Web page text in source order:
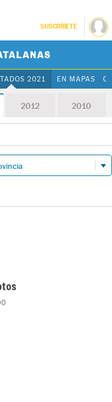
SUSCRÍBETE
2021 EN MAPAS
2012 2010